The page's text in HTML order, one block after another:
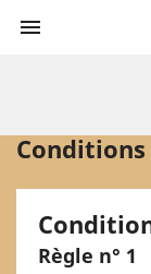

Règle n° 1